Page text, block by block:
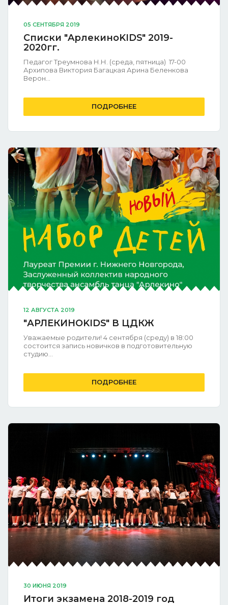
05 СЕНТЯБРЯ 2019
Списки "AрлекиноKIDS" 2019-
2020гг.
Педагог Треумнова Н.Н. (среда, пятница) 17-00
Архипова Виктория Багацкая Арина Беленкова
Верон...
ПОДРОБНЕЕ
12 АВГУСТА 2019
"АРЛЕКИНОKIDS" В ЦДКЖ
Уважаемые родители! 4 сентября (среду) в 18:00
состоится запись новичков в подготовительную
студию...
ПОДРОБНЕЕ
30 ИЮНЯ 2019
Итоги экзамена 2018-2019 год